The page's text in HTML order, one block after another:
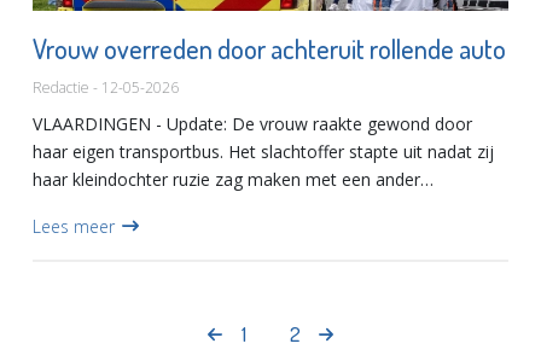
Vrouw overreden door achteruit rollende auto
Redactie - 12-05-2026
VLAARDINGEN - Update: De vrouw raakte gewond door
haar eigen transportbus. Het slachtoffer stapte uit nadat zij
haar kleindochter ruzie zag maken met een ander
van school op...
Lees meer
1 2